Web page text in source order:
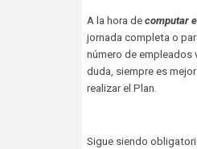
A la hora de computar
jornada completa o
número de empleados
duda, siempre es
realizar el Plan.
Sigue siendo